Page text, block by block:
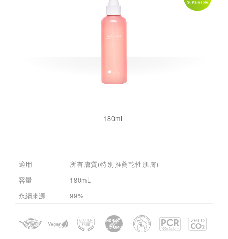
180mL
適用
所有膚質(特別推薦乾性肌膚)
容量
180mL
永續來源
99%